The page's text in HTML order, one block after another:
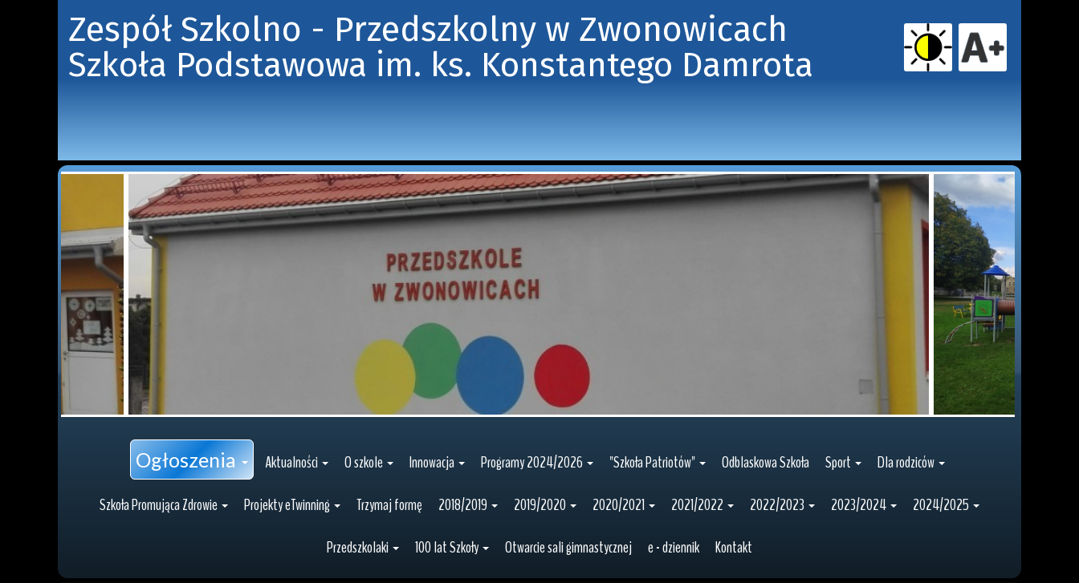
Zespół Szkolno - Przedszkolny w Zwonowicach
Szkoła Podstawowa im. ks. Konstantego Damrota
Ogłoszenia Aktualności O szkole Innowacja Programy 2024/2026 "Szkoła Patriotów" Odblaskowa Szkoła Sport
Dla rodziców
Szkoła Promująca Zdrowie
Projekty eTwinning Trzymaj formę 2018/2019 2019/2020 2020/2021 2021/2022 2022/2023 2023/2024
2024/2025
Przedszkolaki
100 lat Szkoły Otwarcie sali gimnastycznej e - dziennik Kontakt